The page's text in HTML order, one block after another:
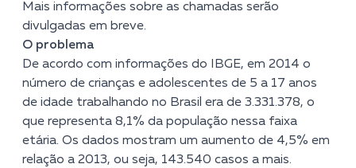
Mais informações sobre as chamadas serão
divulgadas em breve.
O problema
De acordo com informações do IBGE, em 2014 o
número de crianças e adolescentes de 5 a 17 anos
de idade trabalhando no Brasil era de 3.331.378, o
que representa 8,1% da população nessa faixa
etária. Os dados mostram um aumento de 4,5% em
relação a 2013, ou seja, 143.540 casos a mais.